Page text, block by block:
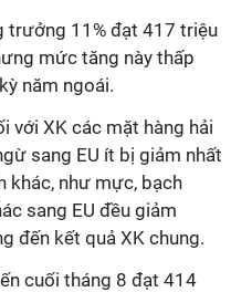
trưởng 11% đạt 417 triệu
mức tăng này thấp
năm ngoái.
với XK các mặt hàng hải
sang EU ít bị giảm nhất
khác, như mực, bạch
sang EU đều giảm
đến kết quả XK chung.
cuối tháng 8 đạt 414